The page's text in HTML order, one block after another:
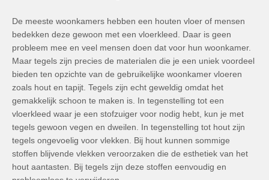
De meeste woonkamers hebben een houten vloer of mensen
bedekken deze gewoon met een vloerkleed. Daar is geen
probleem mee en veel mensen doen dat voor hun woonkamer.
Maar tegels zijn precies de materialen die je een uniek voordeel
bieden ten opzichte van de gebruikelijke woonkamer vloeren
zoals hout en tapijt. Tegels zijn echt geweldig omdat het
gemakkelijk schoon te maken is. In tegenstelling tot een
vloerkleed waar je een stofzuiger voor nodig hebt, kun je met
tegels gewoon vegen en dweilen. In tegenstelling tot hout zijn
tegels ongevoelig voor vlekken. Bij hout kunnen sommige
stoffen blijvende vlekken veroorzaken die de esthetiek van het
hout aantasten. Bij tegels zijn deze stoffen eenvoudig en